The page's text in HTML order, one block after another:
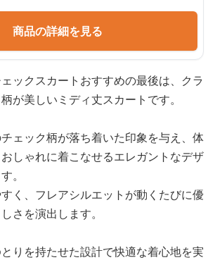
商品の詳細を見る
ックスカートおすすめの最後は、クラ
が美しいミディ丈スカートです。
ェック柄が落ち着いた印象を与え、体
しゃれに着こなせるエレガントなデザ
。
く、フレアシルエットが動くたびに優
さを演出します。
りを持たせた設計で快適な着心地を実